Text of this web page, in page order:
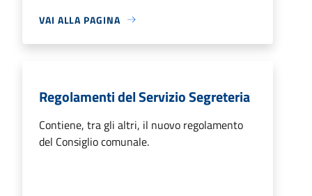
VAI ALLA PAGINA
Regolamenti del Servizio Segreteria
Contiene, tra gli altri, il nuovo regolamento
del Consiglio comunale.